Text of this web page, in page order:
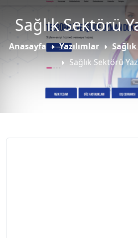
Sağlık Sektörü
Anasayfa Yazılımlar
Sağlık Sektörü